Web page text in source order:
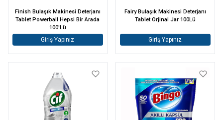
Finish Bulaşık Makinesi Deterjanı
Tablet Powerball Hepsi Bir Arada
100'Lü
Giriş Yapınız
Fairy Bulaşık Makinesi Deterjanı
Tablet Orjinal Jar 100Lü
Giriş Yapınız